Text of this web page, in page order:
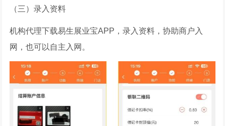
（三）录入资料
机构代理下载易生展业宝APP，录入资料，协助商户入
网，也可以自主入网。